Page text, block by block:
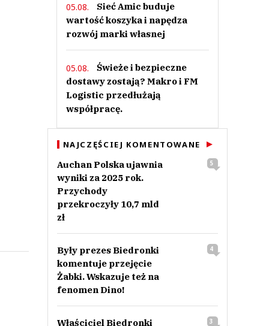
05.08.
Sieć Amic buduje
wartość koszyka i napędza
rozwój marki własnej
05.08.
Świeże i bezpieczne
dostawy zostają? Makro i FM
Logistic przedłużają
współpracę.
NAJCZĘŚCIEJ KOMENTOWANE
Auchan Polska ujawnia
wyniki za 2025 rok.
Przychody
przekroczyły 10,7 mld
zł
5
Były prezes Biedronki
komentuje przejęcie
Żabki. Wskazuje też na
fenomen Dino!
4
Właściciel Biedronki
3